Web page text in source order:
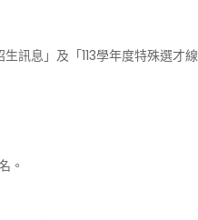
訊息」及「113學年度特殊選
。